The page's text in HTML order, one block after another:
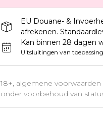
EU Douane- &
afrekenen.
Kan binnen 28 dagen
Uitsluitingen van
18+, algemene
onder voorbehoud van